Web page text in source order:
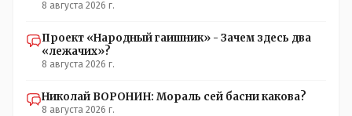
8 августа 2026 г.
Проект «Народный гаишник» - Зачем здесь два
«лежачих»?
8 августа 2026 г.
Николай ВОРОНИН: Мораль сей басни какова?
8 августа 2026 г.